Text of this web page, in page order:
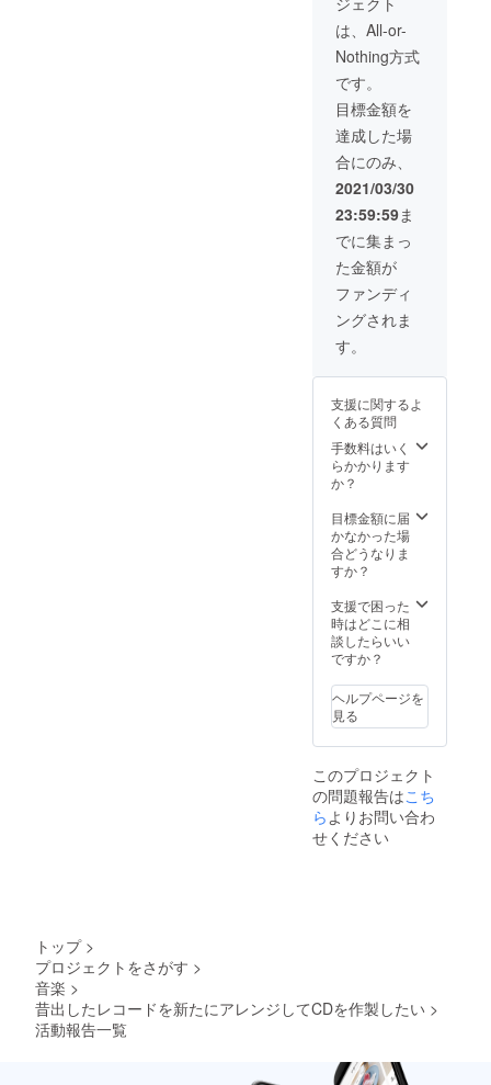
す。 ●
ライブ
が可能
になり
待させ
て頂き
ます。
現時点
では開
催日時
は未定
です。
開催場
所は東
京を予
定して
いま
の都合
になる
可能性
もあり
ます。
●オリジ
シャツ
を提供
させて
頂きま
イズは
S、M、
L、XL
になり
は、All-or-
Nothing方式
です。
目標金額を
達成した場
合にのみ、
2021/03/30
23:59:59ま
でに集まっ
た金額が
ファンディ
ングされま
す。
支援に関するよ
くある質問
手数料はいく
らかかります
か？
目標金額に届
かなかった場
合どうなりま
すか？
支援で困った
時はどこに相
談したらいい
ですか？
ヘルプページを
見る
このプロジェクト
の問題報告はこち
らよりお問い合わ
せください
トップ >
プロジェクトをさがす >
音楽 >
昔出したレコードを新たにアレンジしてCDを作製したい >
活動報告一覧